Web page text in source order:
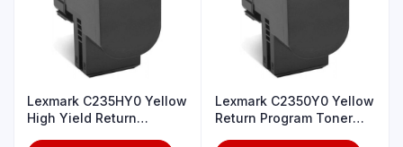
Lexmark C235HY0 Yellow
High Yield Return
Lexmark C2350Y0 Yellow
Return Program Toner